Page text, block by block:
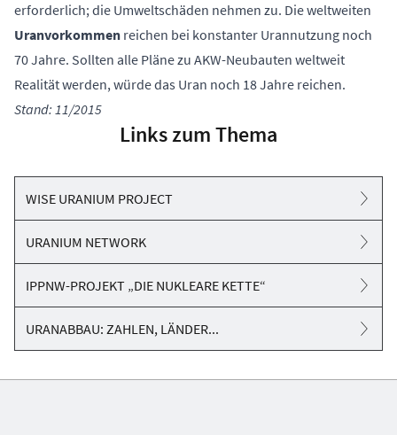
erforderlich; die Umweltschäden nehmen zu. Die weltweiten
Uranvorkommen reichen bei konstanter Urannutzung noch
70 Jahre. Sollten alle Pläne zu AKW-Neubauten weltweit
Realität werden, würde das Uran noch 18 Jahre reichen.
Stand: 11/2015
Links zum Thema
WISE URANIUM PROJECT
URANIUM NETWORK
IPPNW-PROJEKT „DIE NUKLEARE KETTE“
URANABBAU: ZAHLEN, LÄNDER...